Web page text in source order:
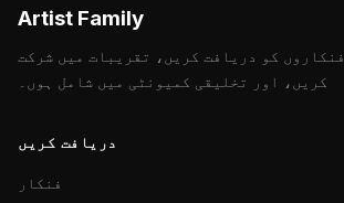
Artist Family
فنکاروں کو دریافت کریں، تقریبات میں شرکت
کریں، اور تخلیقی کمیونٹی میں شامل ہوں۔
دریافت کریں
فنکار